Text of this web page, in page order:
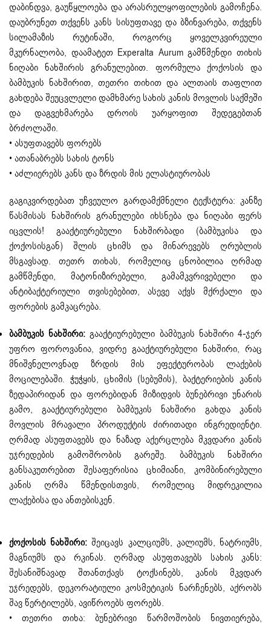
დაბინდვა, გაუწყლოება და არასრულყოფილების გამოჩენა.
დაუბრუნეთ თქვენს კანს სისუფთავე და ბზინვარება, თქვენს
სილამაზის რუტინაში, როგორც ყოველკვირეული
მკურნალობა, დაამატეთ Experalta Aurum გამწმენდი თიხის
ნიღაბი ნახშირის გრანულებით. ფორმულა ქოქოსის და
ბამბუკის ნახშირით, თეთრი თიხით და ალთაის თაფლით
გახდება შეუცვლელი დამხმარე სახის კანის მოვლის საქმეში
და დაგვეხმარება დროის უარყოფით შედეგებთან
ბრძოლაში.
• ასუფთავებს ფორებს
• ათანაბრებს სახის ტონს
• აძლიერებს კანს და ზრდის მის ელასტიურობას
გაგიკვირდებათ უჩვეულო გარდამქმნელი ტექსტურა: კანზე
წასმისას ნახშირის გრანულები იხსნება და ნიღაბი ფერს
იცვლის! გააქტიურებული ნახშირბადი (ბამბუკისა და
ქოქოსისგან) შლის ცხიმს და მინარევებს ღრუბლის
მსგავსად. თეთრ თიხას, რომელიც ცნობილია ღრმად
გამწმენდი, მატონიზირებელი, გამამკვრივებელი და
ანტიბაქტერიული თვისებებით, ასევე აქვს მქრქალი და
ფორების გამკაცრება.
ბამბუკის ნახშირი:გააქტიურებული ბამბუკის ნახშირი 4-ჯერ
უფრო ფოროვანია, ვიდრე გააქტიურებული ნახშირი, რაც
მნიშვნელოვნად ზრდის მის ეფექტურობას ლაქების
მოცილებაში. ჭუჭყის, ცხიმის (სებუმის), ბაქტერიების კანის
ზედაპირიდან და ფორებიდან მიზიდვის ბუნებრივი უნარის
გამო, გააქტიურებული ბამბუკის ნახშირი გახდა კანის
მოვლის მრავალი პროდუქტის ძირითადი ინგრედიენტი.
ღრმად ასუფთავებს და ნაზად აქერცლება მკვდარი კანის
უჯრედების გამოშრობის გარეშე. ბამბუკის ნახშირი
განსაკუთრებით შესაფერისია ცხიმიანი, კომბინირებული
კანის ღრმა წმენდისთვის, რომელიც მიდრეკილია
ლაქებისა და ანთებისკენ.
ქოქოსის ნახშირი:შეიცავს კალციუმს, კალიუმს, ნატრიუმს,
მაგნიუმს და რკინას. ღრმად ასუფთავებს სახის კანს:
შესანიშნავად შთანთქავს ტოქსინებს, კანის მკვდარ
უჯრედებს, დეკორატიული კოსმეტიკის ნარჩენებს, აქრობს
შავ წერტილებს, ავიწროებს ფორებს.
• თეთრი თიხა: ბუნებრივი წარმოშობის ნივთიერება,